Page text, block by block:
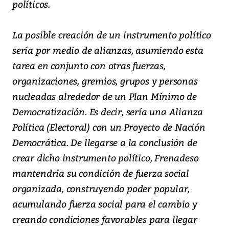
políticos.
La posible creación de un instrumento político
sería por medio de alianzas, asumiendo esta
tarea en conjunto con otras fuerzas,
organizaciones, gremios, grupos y personas
nucleadas alrededor de un Plan Mínimo de
Democratización. Es decir, sería una Alianza
Política (Electoral) con un Proyecto de Nación
Democrática. De llegarse a la conclusión de
crear dicho instrumento político, Frenadeso
mantendría su condición de fuerza social
organizada, construyendo poder popular,
acumulando fuerza social para el cambio y
creando condiciones favorables para llegar